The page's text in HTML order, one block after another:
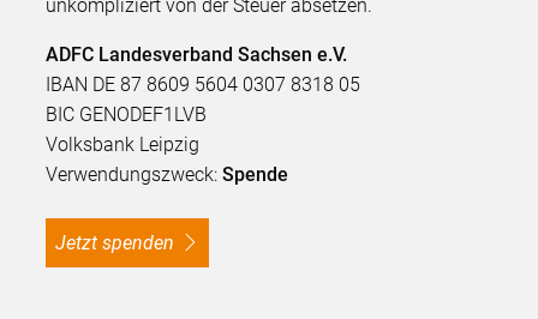
unkompliziert von der Steuer absetzen.
ADFC Landesverband Sachsen e.V.
IBAN DE 87 8609 5604 0307 8318 05
BIC GENODEF1LVB
Volksbank Leipzig
Verwendungszweck:Spende
Jetzt spenden